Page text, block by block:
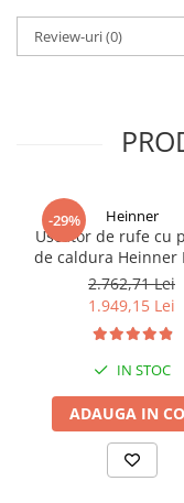
Review-uri(0)
-29% Heinner
Uscator de rufe cu
de caldura Heinner
V9T2KA++
Clasa A++, 15
Display LED,
Care, Functie anti-
2.762,71 Lei
1.949,15 Lei
IN STOC
ADAUGA IN